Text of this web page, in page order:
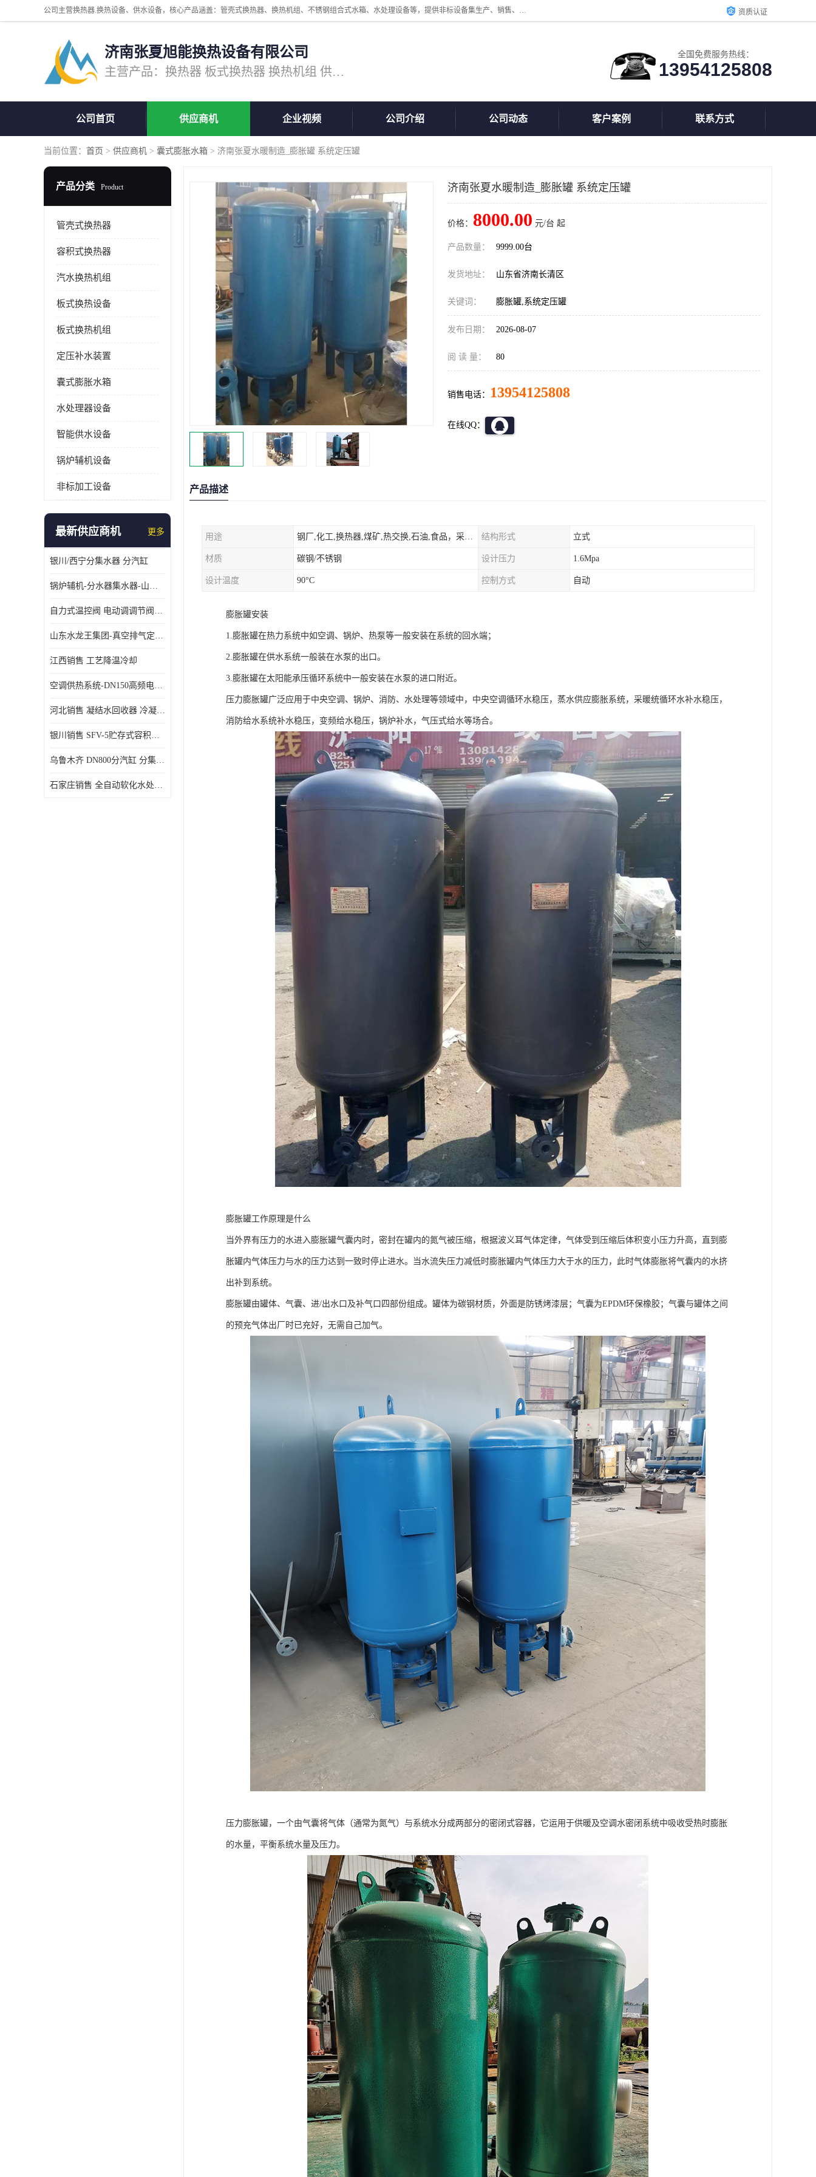
公司主营换热器.换热设备、供水设备，核心产品涵盖：管壳式换热器、换热机组、不锈钢组合式水箱、水处理设备等，提供非标设备集生产、销售、安装一体化服务，可满足全国酒店、学校、医院、商业综合体、工业项目等多场景换热与供水需求。 资质认证
济南张夏旭能换热设备有限公司
主营产品：换热器 板式换热器 换热机组 供水设备 水处理设备
全国免费服务热线：
13954125808
公司首页 供应商机 企业视频 公司介绍 公司动态 客户案例 联系方式
当前位置： 首页 > 供应商机 > 囊式膨胀水箱 > 济南张夏水暖制造_膨胀罐 系统定压罐
产品分类 Product
管壳式换热器
容积式换热器
汽水换热机组
板式换热设备
板式换热机组
定压补水装置
囊式膨胀水箱
水处理器设备
智能供水设备
锅炉辅机设备
非标加工设备
最新供应商机 更多
银川/西宁分集水器 分汽缸
锅炉辅机-分水器集水器-山东龙源供热设备
自力式温控阀 电动调调节阀温控阀-济南张夏水暖设备
山东水龙王集团-真空排气定压机组
江西销售 工艺降温冷却
空调供热系统-DN150高频电子水除垢仪
河北销售 凝结水回收器 冷凝水回收器
银川销售 SFV-5贮存式容积式换热器
乌鲁木齐 DN800分汽缸 分集水器
石家庄销售 全自动软化水处理器
济南张夏水暖制造_膨胀罐 系统定压罐
价格： 8000.00 元/台 起
产品数量： 9999.00台
发货地址： 山东省济南长清区
关键词： 膨胀罐,系统定压罐
发布日期： 2026-08-07
阅 读 量： 80
销售电话： 13954125808
在线QQ：
产品描述
用途 钢厂,化工,换热器,煤矿,热交换,石油,食品，采暖.供热.空调。 结构形式 立式
材质 碳钢/不锈钢 设计压力 1.6Mpa
设计温度 90°C 控制方式 自动
膨胀罐安装
1.膨胀罐在热力系统中如空调、锅炉、热泵等一般安装在系统的回水端；
2.膨胀罐在供水系统一般装在水泵的出口。
3.膨胀罐在太阳能承压循环系统中一般安装在水泵的进口附近。
压力膨胀罐广泛应用于中央空调、锅炉、消防、水处理等领域中，中央空调循环水稳压，蒸水供应膨胀系统，采暖统循环水补水稳压，
消防给水系统补水稳压，变频给水稳压，锅炉补水，气压式给水等场合。
膨胀罐工作原理是什么
当外界有压力的水进入膨胀罐气囊内时，密封在罐内的氮气被压缩，根据波义耳气体定律，气体受到压缩后体积变小压力升高，直到膨
胀罐内气体压力与水的压力达到一致时停止进水。当水流失压力减低时膨胀罐内气体压力大于水的压力，此时气体膨胀将气囊内的水挤
出补到系统。
膨胀罐由罐体、气囊、进/出水口及补气口四部份组成。罐体为碳钢材质，外面是防锈烤漆层；气囊为EPDM环保橡胶；气囊与罐体之间
的预充气体出厂时已充好，无需自己加气。
压力膨胀罐，一个由气囊将气体（通常为氮气）与系统水分成两部分的密闭式容器，它运用于供暖及空调水密闭系统中吸收受热时膨胀
的水量，平衡系统水量及压力。